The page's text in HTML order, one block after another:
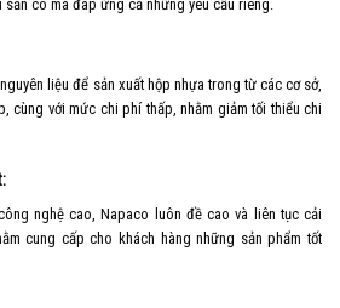
có mà đáp ứng cả những yêu cầu riêng.
liệu để sản xuất hộp nhựa trong từ các cơ sở,
cùng với mức chi phí thấp, nhằm giảm tối thiểu chi
nghệ cao, Napaco luôn đề cao và liên tục cải
cung cấp cho khách hàng những sản phẩm tốt